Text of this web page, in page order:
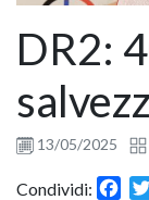
DR2:
13/05/2025
Condividi: